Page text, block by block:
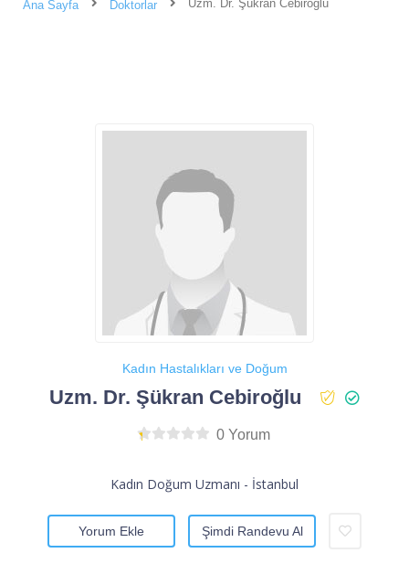
Ana Sayfa Doktorlar Uzm. Dr. Şükran Cebiroğlu
Kadın Hastalıkları ve Doğum
Uzm. Dr. Şükran Cebiroğlu
0 Yorum
Kadın Doğum Uzmanı - İstanbul
Yorum Ekle Şimdi Randevu Al